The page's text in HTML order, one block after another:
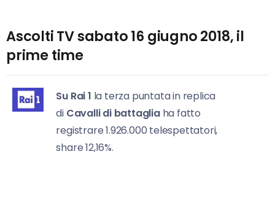
Ascolti TV sabato 16 giugno 2018, il
prime time
Su Rai 1 la terza puntata in replica
di Cavalli di battaglia ha fatto
registrare 1.926.000 telespettatori,
share 12,16%.